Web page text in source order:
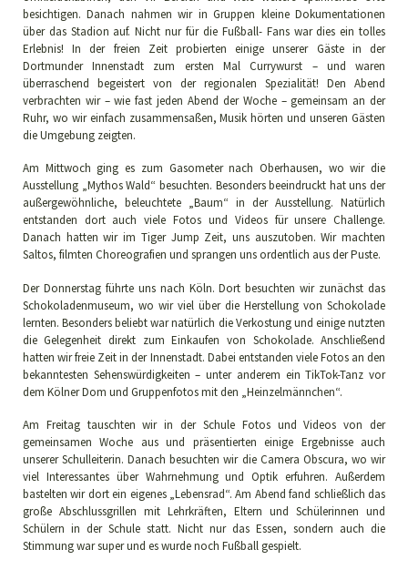
besichtigen. Danach nahmen wir in Gruppen kleine Dokumentationen
über das Stadion auf. Nicht nur für die Fußball- Fans war dies ein tolles
Erlebnis! In der freien Zeit probierten einige unserer Gäste in der
Dortmunder Innenstadt zum ersten Mal Currywurst – und waren
überraschend begeistert von der regionalen Spezialität! Den Abend
verbrachten wir – wie fast jeden Abend der Woche – gemeinsam an der
Ruhr, wo wir einfach zusammensaßen, Musik hörten und unseren Gästen
die Umgebung zeigten.
Am Mittwoch ging es zum Gasometer nach Oberhausen, wo wir die
Ausstellung „Mythos Wald“ besuchten. Besonders beeindruckt hat uns der
außergewöhnliche, beleuchtete „Baum“ in der Ausstellung. Natürlich
entstanden dort auch viele Fotos und Videos für unsere Challenge.
Danach hatten wir im Tiger Jump Zeit, uns auszutoben. Wir machten
Saltos, filmten Choreografien und sprangen uns ordentlich aus der Puste.
Der Donnerstag führte uns nach Köln. Dort besuchten wir zunächst das
Schokoladenmuseum, wo wir viel über die Herstellung von Schokolade
lernten. Besonders beliebt war natürlich die Verkostung und einige nutzten
die Gelegenheit direkt zum Einkaufen von Schokolade. Anschließend
hatten wir freie Zeit in der Innenstadt. Dabei entstanden viele Fotos an den
bekanntesten Sehenswürdigkeiten – unter anderem ein TikTok-Tanz vor
dem Kölner Dom und Gruppenfotos mit den „Heinzelmännchen“.
Am Freitag tauschten wir in der Schule Fotos und Videos von der
gemeinsamen Woche aus und präsentierten einige Ergebnisse auch
unserer Schulleiterin. Danach besuchten wir die Camera Obscura, wo wir
viel Interessantes über Wahrnehmung und Optik erfuhren. Außerdem
bastelten wir dort ein eigenes „Lebensrad“. Am Abend fand schließlich das
große Abschlussgrillen mit Lehrkräften, Eltern und Schülerinnen und
Schülern in der Schule statt. Nicht nur das Essen, sondern auch die
Stimmung war super und es wurde noch Fußball gespielt.